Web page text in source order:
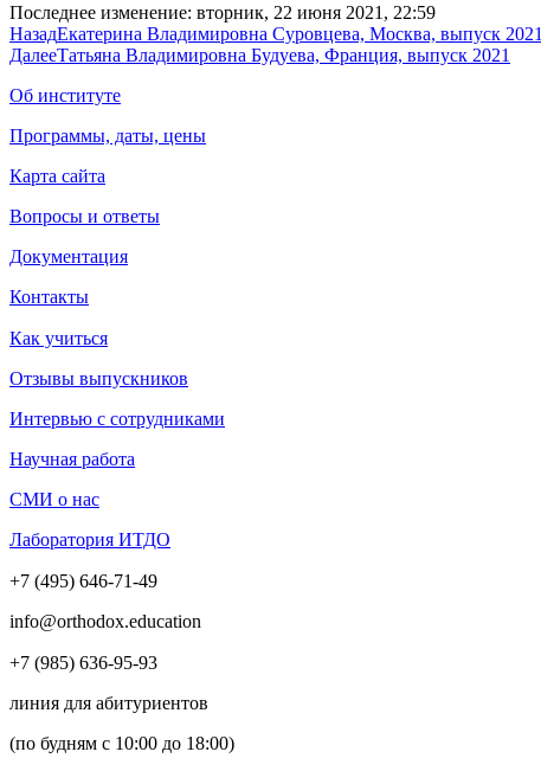
Последнее изменение: вторник, 22 июня 2021, 22:59
НазадЕкатерина Владимировна Суровцева, Москва, выпуск 2021
ДалееТатьяна Владимировна Будуева, Франция, выпуск 2021
Об институте
Программы, даты, цены
Карта сайта
Вопросы и ответы
Документация
Контакты
Как учиться
Отзывы выпускников
Интервью с сотрудниками
Научная работа
СМИ о нас
Лаборатория ИТДО
+7 (495) 646-71-49
info@orthodox.education
+7 (985) 636-95-93
линия для абитуриентов
(по будням с 10:00 до 18:00)